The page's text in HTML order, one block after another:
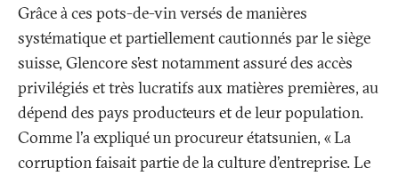
Grâce à ces pots-de-vin versés de manières
systématique et partiellement cautionnés par le siège
suisse, Glencore s’est notamment assuré des accès
privilégiés et très lucratifs aux matières premières, au
dépend des pays producteurs et de leur population.
Comme l'a expliqué un procureur étatsunien, «La
corruption faisait partie de la culture d'entreprise. Le